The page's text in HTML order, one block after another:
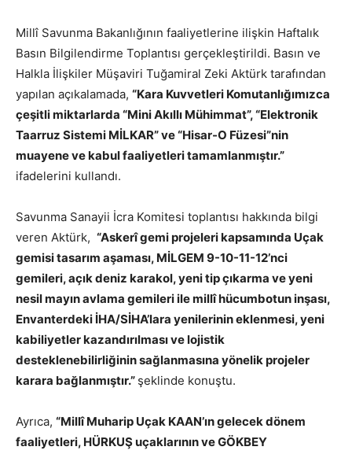
Millî Savunma Bakanlığının faaliyetlerine ilişkin Haftalık
Basın Bilgilendirme Toplantısı gerçekleştirildi. Basın ve
Halkla İlişkiler Müşaviri Tuğamiral Zeki Aktürk tarafından
yapılan açıkalamada, “Kara Kuvvetleri Komutanlığımızca
çeşitli miktarlarda “Mini Akıllı Mühimmat”, “Elektronik
Taarruz Sistemi MİLKAR” ve “Hisar-O Füzesi”nin
muayene ve kabul faaliyetleri tamamlanmıştır.”
ifadelerini kullandı.
Savunma Sanayii İcra Komitesi toplantısı hakkında bilgi
veren Aktürk, “Askerî gemi projeleri kapsamında Uçak
gemisi tasarım aşaması, MİLGEM 9-10-11-12’nci
gemileri, açık deniz karakol, yeni tip çıkarma ve yeni
nesil mayın avlama gemileri ile millî hücumbotun inşası,
Envanterdeki İHA/SİHA’lara yenilerinin eklenmesi, yeni
kabiliyetler kazandırılması ve lojistik
desteklenebilirliğinin sağlanmasına yönelik projeler
karara bağlanmıştır.” şeklinde konuştu.
Ayrıca, “Millî Muharip Uçak KAAN’ın gelecek dönem
faaliyetleri, HÜRKUŞ uçaklarının ve GÖKBEY